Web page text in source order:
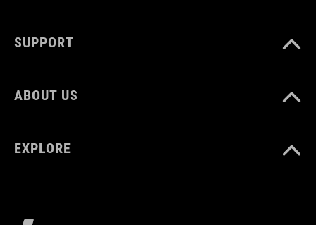
SUPPORT
ABOUT US
EXPLORE